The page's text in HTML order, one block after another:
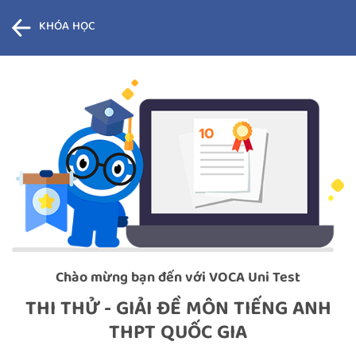
KHÓA HỌC
Chào mừng bạn đến với VOCA Uni Test
THI THỬ - GIẢI ĐỀ MÔN TIẾNG ANH
THPT QUỐC GIA